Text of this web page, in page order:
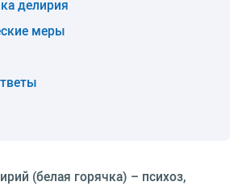
делирия
меры
(белая горячка) – психоз,